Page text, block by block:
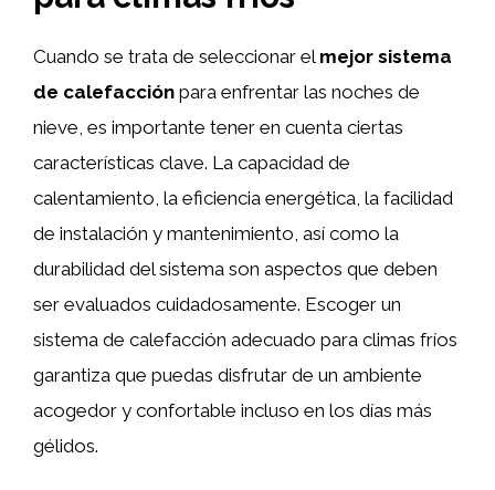
Cuando se trata de seleccionar el mejor sistema
de calefacción para enfrentar las noches de
nieve, es importante tener en cuenta ciertas
características clave. La capacidad de
calentamiento, la eficiencia energética, la facilidad
de instalación y mantenimiento, así como la
durabilidad del sistema son aspectos que deben
ser evaluados cuidadosamente. Escoger un
sistema de calefacción adecuado para climas fríos
garantiza que puedas disfrutar de un ambiente
acogedor y confortable incluso en los días más
gélidos.